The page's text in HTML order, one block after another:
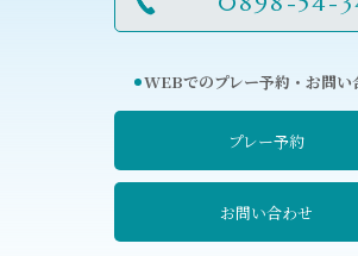
WEBでのプレー予約・お問い
プレー予約
お問い合わせ